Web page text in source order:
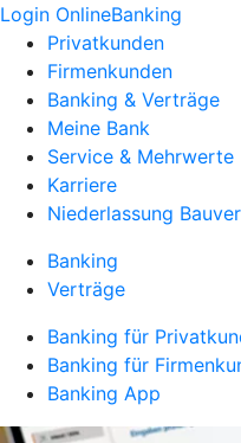
Login OnlineBanking
Privatkunden
Firmenkunden
Banking & Verträge
Meine Bank
Service & Mehrwerte
Karriere
Niederlassung
Banking
Verträge
Banking für
Banking für
Banking App